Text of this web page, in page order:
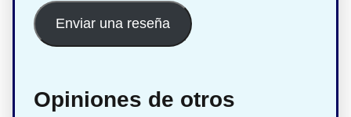
Enviar una reseña
Opiniones de otros